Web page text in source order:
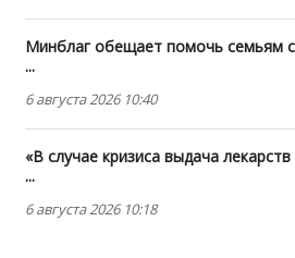
Минблаг обещает помочь семьям
...
6 августа 2026 10:40
«В случае кризиса выдача
...
6 августа 2026 10:18